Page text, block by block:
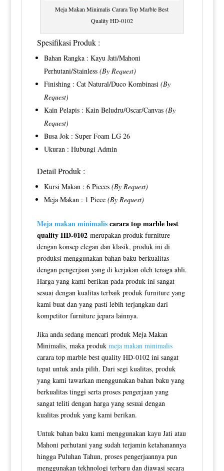
Meja Makan Minimalis Carara Top Marble Best
Quality HD-0102
Spesifikasi Produk :
Bahan Rangka : Kayu Jati/Mahoni
Perhutani/Stainless (By Request)
Finishing : Cat Natural/Duco Kombinasi (By
Request)
Kain Pelapis : Kain Beludru/Oscar/Canvas (By
Request)
Busa Jok : Super Foam LG 26
Ukuran : Hubungi Admin
Detail Produk :
Kursi Makan : 6 Pieces (By Request)
Meja Makan : 1 Piece (By Request)
Meja makan minimaliscarara top marble best
quality HD-0102merupakan produk furniture
dengan konsep elegan dan klasik, produk ini di
produksi menggunakan bahan baku berkualitas
dengan pengerjaan yang di kerjakan oleh tenaga ahli.
Harga yang kami berikan pada produk ini sangat
sesuai dengan kualitas terbaik produk furniture yang
kami buat dan yang pasti lebih terjangkau dari
kompetitor furniture jepara lainnya.
Jika anda sedang mencari produk Meja Makan
Minimalis, maka produk meja makan minimalis
carara top marble best quality HD-0102 ini sangat
tepat untuk anda pilih. Dari segi kualitas, produk
yang kami tawarkan menggunakan bahan baku yang
berkualitas tinggi serta proses pengerjaan yang
sangat teliti dengan harga yang sesuai dengan
kualitas produk yang kami berikan.
Untuk bahan baku kami menggunakan kayu Jati atau
Mahoni perhutani yang sudah terjamin ketahanannya
hingga Puluhan Tahun, proses pengerjaannya pun
menggunakan tekhnologi terbaru dan diawasi secara